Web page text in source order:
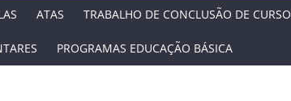
ATAS TRABALHO DE CONCLUSÃO DE CURSO
PROGRAMAS EDUCAÇÃO BÁSICA